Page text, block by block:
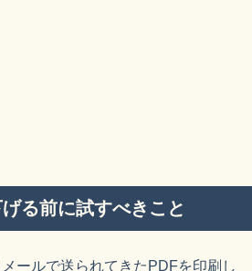
る前に試すべきこと
ールで送られてきたPDFを印刷し